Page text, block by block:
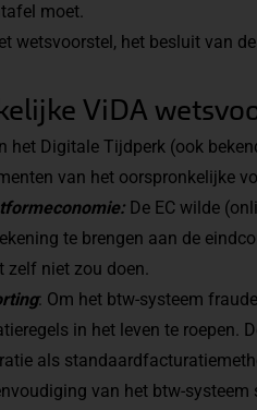
moet.
wetsvoorstel, het besluit van
ViDA
Digitale Tijdperk (ook
van het oorspronkelijke
De EC wilde
te brengen aan de
zelf niet zou doen.
: Om het btw-systeem
in het leven te roepen.
als
van het btw-